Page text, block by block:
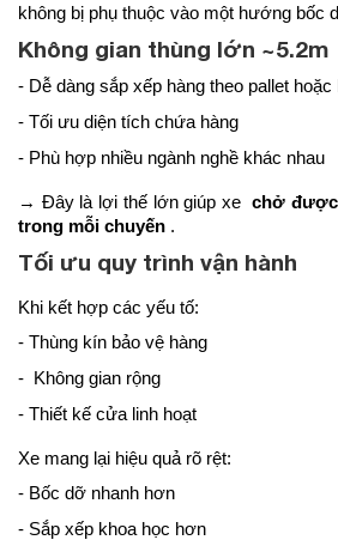
không bị phụ thuộc vào một hướng bốc
Không gian thùng lớn ~5.2m
- Dễ dàng sắp xếp hàng theo pallet
- Tối ưu diện tích chứa hàng
- Phù hợp nhiều ngành nghề khác nhau
→ Đây là lợi thế lớn giúp xe chở
trong mỗi chuyến .
Tối ưu quy trình vận hành
Khi kết hợp các yếu tố:
- Thùng kín bảo vệ hàng
- Không gian rộng
- Thiết kế cửa linh hoạt
Xe mang lại hiệu quả rõ rệt:
- Bốc dỡ nhanh hơn
- Sắp xếp khoa học hơn